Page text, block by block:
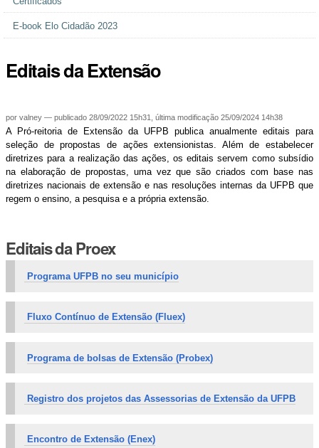
E-book Elo Cidadão 2023
Editais da Extensão
porvalney —publicado 28/09/2022 15h31,última modificação 25/09/2024 14h38
A Pró-reitoria de Extensão da UFPB publica anualmente editais para
seleção de propostas de ações extensionistas. Além de estabelecer
diretrizes para a realização das ações, os editais servem como subsídio
na elaboração de propostas, uma vez que são criados com base nas
diretrizes nacionais de extensão e nas resoluções internas da UFPB que
regem o ensino, a pesquisa e a própria extensão.
Editais da Proex
Programa UFPB no seu município
Fluxo Contínuo de Extensão (Fluex)
Programa de bolsas de Extensão (Probex)
Registro dos projetos das Assessorias de Extensão da UFPB
Encontro de Extensão (Enex)